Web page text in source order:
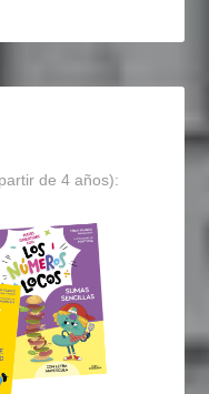
de 4 años):